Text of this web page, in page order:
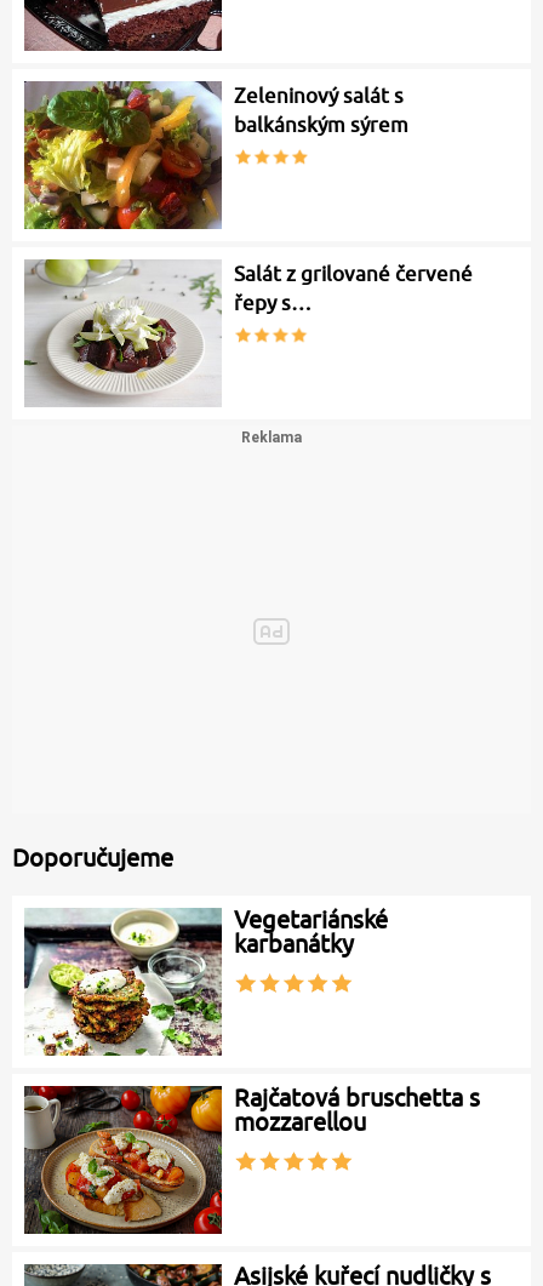
Zeleninový salát s
balkánským sýrem
Salát z grilované červené
řepy s…
Doporučujeme
Vegetariánské
karbanátky
Rajčatová bruschetta s
mozzarellou
Asijské kuřecí nudličky s